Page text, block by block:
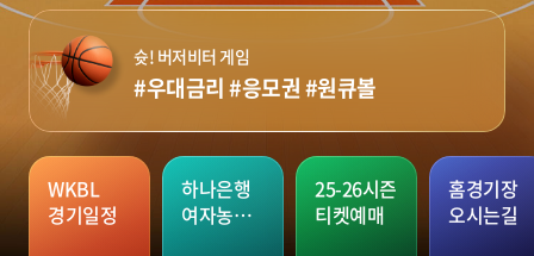
슛! 버저비터 게임
#우대금리 #응모권#원큐볼
WKBL
경기일정
하나은행
여자농구
25-26시즌
티켓예매
홈경기장
오시는길